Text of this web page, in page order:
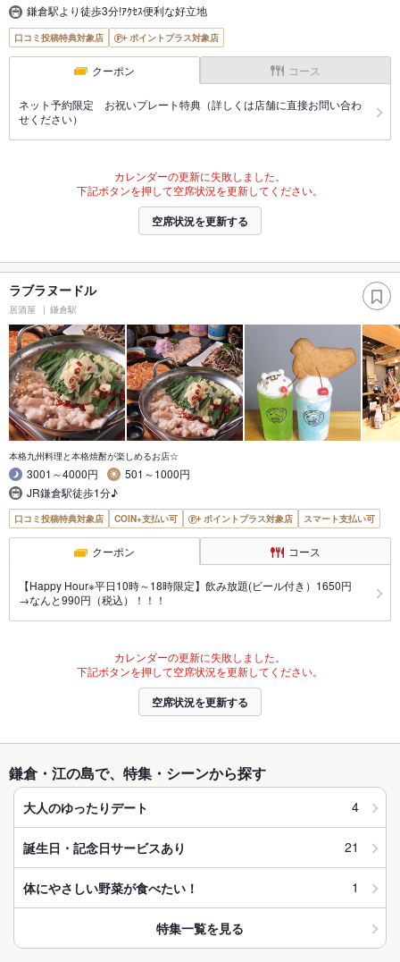
鎌倉駅より徒歩3分!ｱｸｾｽ便利な好立地
口コミ投稿特典対象店 ポイントプラス対象店
クーポン コース
ネット予約限定 お祝いプレート特典（詳しくは店舗に直接お問い合わ
せください）
カレンダーの更新に失敗しました。
下記ボタンを押して空席状況を更新してください。
空席状況を更新する
ラブラヌードル
居酒屋 鎌倉駅
本格九州料理と本格焼酎が楽しめるお店☆
3001～4000円
501～1000円
JR鎌倉駅徒歩1分♪
口コミ投稿特典対象店 COIN+支払い可 ポイントプラス対象店 スマート支払い可
クーポン コース
【Happy Hour※平日10時～18時限定】飲み放題(ビール付き）1650円
→なんと990円（税込）！！！
カレンダーの更新に失敗しました。
下記ボタンを押して空席状況を更新してください。
空席状況を更新する
鎌倉・江の島で、特集・シーンから探す
大人のゆったりデート 4
誕生日・記念日サービスあり 21
体にやさしい野菜が食べたい！ 1
特集一覧を見る